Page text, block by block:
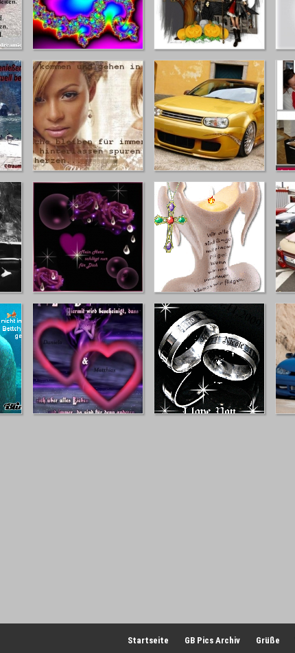
Startseite GB Pics Archiv Grüße